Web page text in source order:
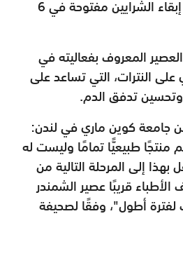
تزود القلب بالدم بغرض إبقاء الشرايين مفتوحة في 6
المعروف بفعاليته في
النترات، التي تساعد على
وتحسين تدفق الدم.
جامعة كوين ماري في لندن:
منتجًا طبيعيًّا تمامًا وليست له
بهذا إلى المرحلة التالية من
قريبًا عصير الشمندر
لفترة أطول"، وفقًا لصحيفة